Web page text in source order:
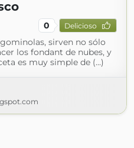
0 Delicioso
sirven no sólo
los fondant de nubes, y
es muy simple de (...)